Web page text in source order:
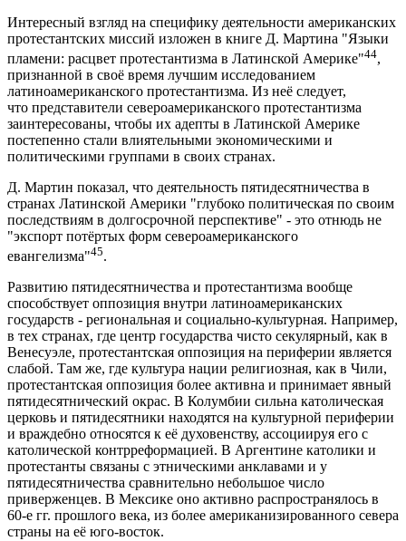
Интересный взгляд на специфику деятельности американских
протестантских миссий изложен в книге Д. Мартина "Языки
пламени: расцвет протестантизма в Латинской Америке"44,
признанной в своё время лучшим исследованием
латиноамериканского протестантизма. Из неё следует,
что представители североамериканского протестантизма
заинтересованы, чтобы их адепты в Латинской Америке
постепенно стали влиятельными экономическими и
политическими группами в своих странах.
Д. Мартин показал, что деятельность пятидесятничества в
странах Латинской Америки "глубоко политическая по своим
последствиям в долгосрочной перспективе" - это отнюдь не
"экспорт потёртых форм североамериканского
евангелизма"45.
Развитию пятидесятничества и протестантизма вообще
способствует оппозиция внутри латиноамериканских
государств - региональная и социально-культурная. Например,
в тех странах, где центр государства чисто секулярный, как в
Венесуэле, протестантская оппозиция на периферии является
слабой. Там же, где культура нации религиозная, как в Чили,
протестантская оппозиция более активна и принимает явный
пятидесятнический окрас. В Колумбии сильна католическая
церковь и пятидесятники находятся на культурной периферии
и враждебно относятся к её духовенству, ассоциируя его с
католической контрреформацией. В Аргентине католики и
протестанты связаны с этническими анклавами и у
пятидесятничества сравнительно небольшое число
приверженцев. В Мексике оно активно распространялось в
60-е гг. прошлого века, из более американизированного севера
страны на её юго-восток.